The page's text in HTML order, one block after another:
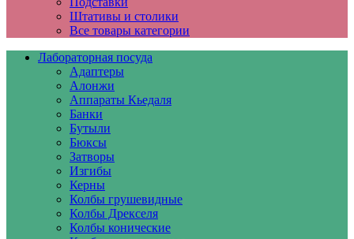
Штативы и столики
Все товары категории
Лабораторная посуда
Адаптеры
Алонжи
Аппараты Кьедаля
Банки
Бутыли
Бюксы
Затворы
Изгибы
Керны
Колбы грушевидные
Колбы Дрекселя
Колбы конические